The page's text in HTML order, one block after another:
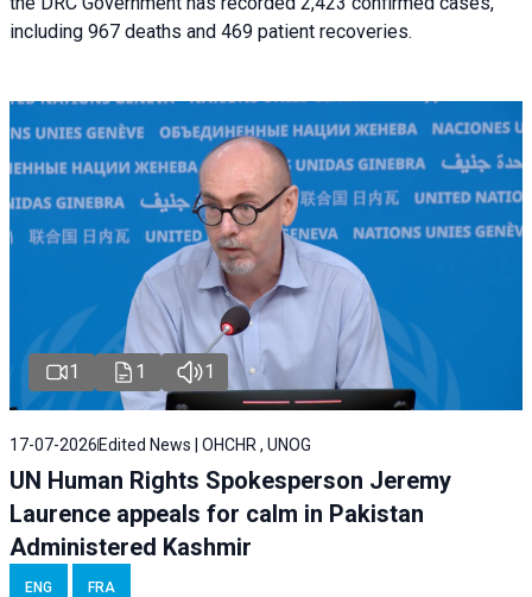
including 967 deaths and 469 patient recoveries.
1 1 1
17-07-2026 Edited News | OHCHR , UNOG
UN Human Rights Spokesperson Jeremy
Laurence appeals for calm in Pakistan
Administered Kashmir
ENG FRA